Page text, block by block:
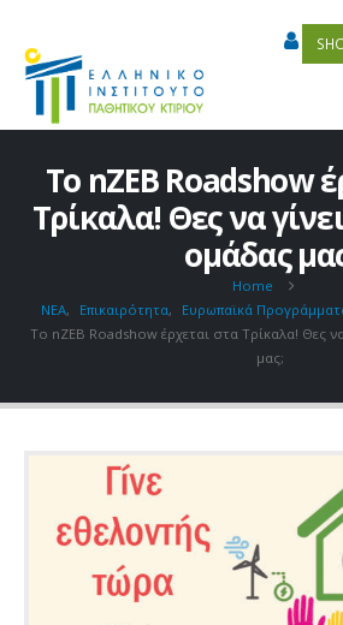
To nZEB Roadshow
Τρίκαλα! Θες να
ομάδας
Home
ΝΕΑ, Επικαιρότητα, Ευρωπαϊκά
To nZEB Roadshow έρχεται στα Τρίκαλα! Θες
μας;